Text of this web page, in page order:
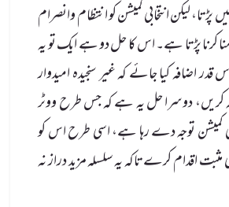
پڑتا، لیکن انتخابی کمیشن کو انتظام وانصرام
کرنا پڑتا ہے۔ اس کا حل دو ہے ایک تو یہ
اضافہ کیا جائے کہ غیر سنجیدہ امیدوار
کریں، دوسرا حل یہ ہے کہ جس طرح ووٹر
کمیشن توجہ دے رہا ہے، اسی طرح اس کو
اقدام کرے تاکہ یہ سلسلہ مزید دراز نہ